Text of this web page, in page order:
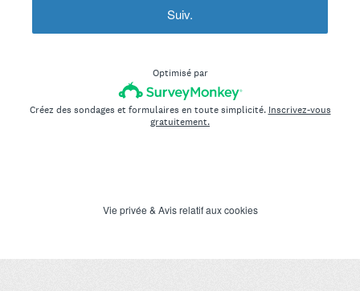
Suiv.
Optimisé par
Créez des sondages et formulaires en toute simplicité. Inscrivez-vous
gratuitement.
Vie privée & Avis relatif aux cookies